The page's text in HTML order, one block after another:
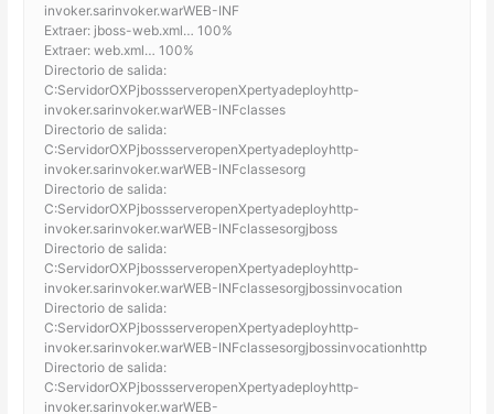
invoker.sarinvoker.warWEB-INF
Extraer: jboss-web.xml… 100%
Extraer: web.xml… 100%
Directorio de salida:
C:ServidorOXPjbossserveropenXpertyadeployhttp-
invoker.sarinvoker.warWEB-INFclasses
Directorio de salida:
C:ServidorOXPjbossserveropenXpertyadeployhttp-
invoker.sarinvoker.warWEB-INFclassesorg
Directorio de salida:
C:ServidorOXPjbossserveropenXpertyadeployhttp-
invoker.sarinvoker.warWEB-INFclassesorgjboss
Directorio de salida:
C:ServidorOXPjbossserveropenXpertyadeployhttp-
invoker.sarinvoker.warWEB-INFclassesorgjbossinvocation
Directorio de salida:
C:ServidorOXPjbossserveropenXpertyadeployhttp-
invoker.sarinvoker.warWEB-INFclassesorgjbossinvocationhttp
Directorio de salida:
C:ServidorOXPjbossserveropenXpertyadeployhttp-
invoker.sarinvoker.warWEB-